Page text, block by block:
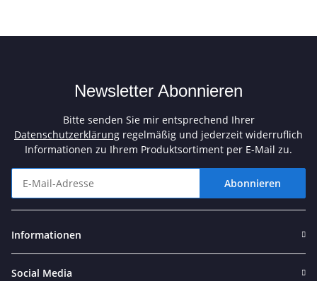
Newsletter Abonnieren
Bitte senden Sie mir entsprechend Ihrer
Datenschutzerklärung regelmäßig und jederzeit widerruflich
Informationen zu Ihrem Produktsortiment per E-Mail zu.
Abonnieren
Informationen
Social Media